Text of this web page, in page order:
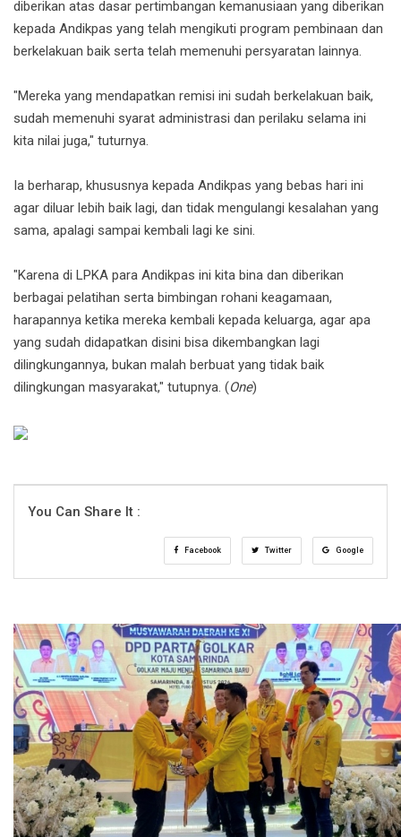
diberikan atas dasar pertimbangan kemanusiaan yang diberikan
kepada Andikpas yang telah mengikuti program pembinaan dan
berkelakuan baik serta telah memenuhi persyaratan lainnya.
"Mereka yang mendapatkan remisi ini sudah berkelakuan baik,
sudah memenuhi syarat administrasi dan perilaku selama ini
kita nilai juga," tuturnya.
Ia berharap, khususnya kepada Andikpas yang bebas hari ini
agar diluar lebih baik lagi, dan tidak mengulangi kesalahan yang
sama, apalagi sampai kembali lagi ke sini.
"Karena di LPKA para Andikpas ini kita bina dan diberikan
berbagai pelatihan serta bimbingan rohani keagamaan,
harapannya ketika mereka kembali kepada keluarga, agar apa
yang sudah didapatkan disini bisa dikembangkan lagi
dilingkungannya, bukan malah berbuat yang tidak baik
dilingkungan masyarakat," tutupnya. (One)
You Can Share It :
Facebook Twitter Google